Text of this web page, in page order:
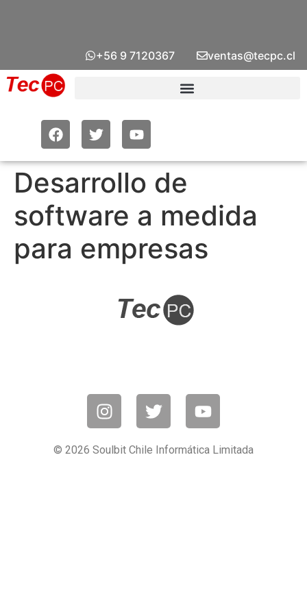
+56 9 7120367 ventas@tecpc.cl
Desarrollo de
software a medida
para empresas
© 2026 Soulbit Chile Informática Limitada